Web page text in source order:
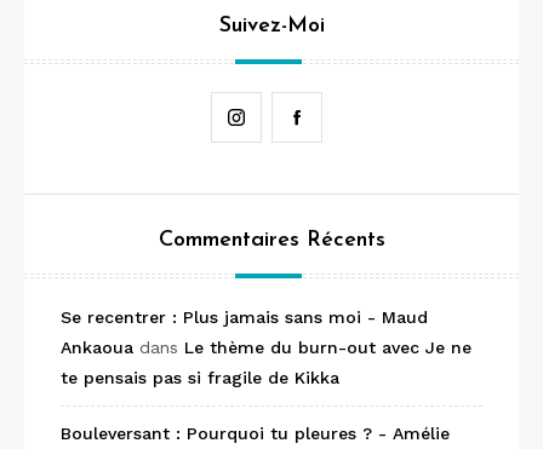
Suivez-Moi
Instagram
Commentaires Récents
Se recentrer : Plus jamais sans moi - Maud
Ankaoua dans Le thème du burn-out avec Je ne
te pensais pas si fragile de Kikka
Bouleversant : Pourquoi tu pleures ? - Amélie